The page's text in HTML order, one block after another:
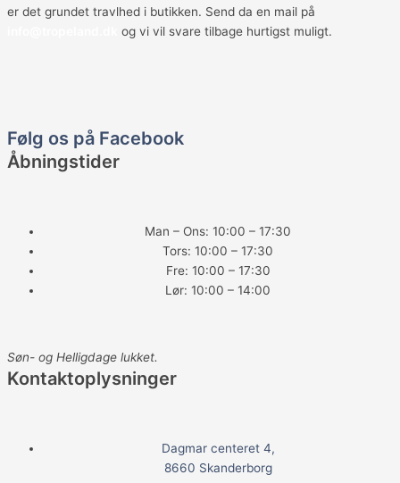
er det grundet travlhed i butikken. Send da en mail på
og vi vil svare tilbage hurtigst muligt.
a
e
b
o
Følg os på Facebook
Åbningstider
Man – Ons: 10:00 – 17:30
Tors: 10:00 – 17:30
Fre: 10:00 – 17:30
Lør: 10:00 – 14:00
Søn- og Helligdage lukket.
Kontaktoplysninger
Dagmar centeret 4,
8660 Skanderborg